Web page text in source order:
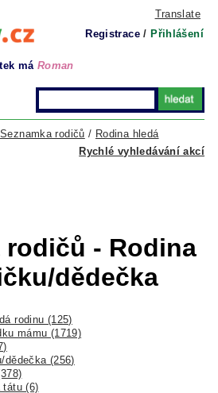
Translate
Registrace / Přihlášení
má Roman
Rychlé vyhledávání akcí
Seznamka rodičů / Rodina hledá
rodičů - Rodina
dědečka
rodinu (125)
mámu (1719)
dědečka (256)
tátu (6)